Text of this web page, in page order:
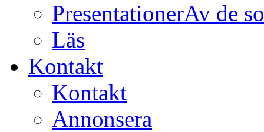
PresentationerAv de
Läs
Kontakt
Kontakt
Annonsera